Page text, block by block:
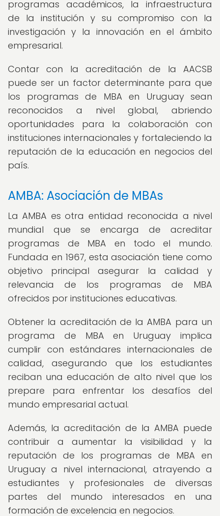
programas académicos, la infraestructura
de la institución y su compromiso con la
investigación y la innovación en el ámbito
empresarial.
Contar con la acreditación de la AACSB
puede ser un factor determinante para que
los programas de MBA en Uruguay sean
reconocidos a nivel global, abriendo
oportunidades para la colaboración con
instituciones internacionales y fortaleciendo la
reputación de la educación en negocios del
país.
AMBA: Asociación de MBAs
La AMBA es otra entidad reconocida a nivel
mundial que se encarga de acreditar
programas de MBA en todo el mundo.
Fundada en 1967, esta asociación tiene como
objetivo principal asegurar la calidad y
relevancia de los programas de MBA
ofrecidos por instituciones educativas.
Obtener la acreditación de la AMBA para un
programa de MBA en Uruguay implica
cumplir con estándares internacionales de
calidad, asegurando que los estudiantes
reciban una educación de alto nivel que los
prepare para enfrentar los desafíos del
mundo empresarial actual.
Además, la acreditación de la AMBA puede
contribuir a aumentar la visibilidad y la
reputación de los programas de MBA en
Uruguay a nivel internacional, atrayendo a
estudiantes y profesionales de diversas
partes del mundo interesados en una
formación de excelencia en negocios.